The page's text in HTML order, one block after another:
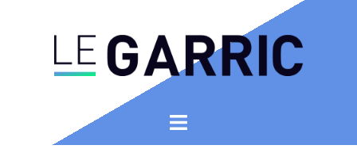
Ouvrir/fermer